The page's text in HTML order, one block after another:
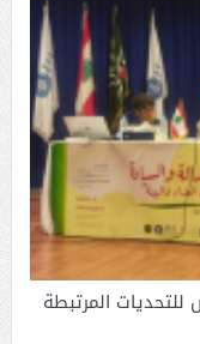
المرتبطة